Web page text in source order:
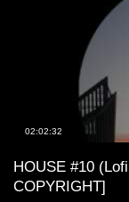
02:02:32
HOUSE #10
COPYRIGHT]